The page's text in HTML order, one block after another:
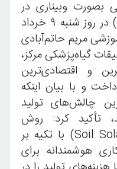
وبیناری در
شبکه آموزش کشاورزی (شاک) در روز شنبه ۹ خرداد
آموزشی مریم حاتم‌آبادی
گیاه‌پزشکی مرکز،
و اقتصادی‌ترین
و با بیان اینکه
چالش‌های تولید
تأکید کرد: روش
آفتاب‌دهی خاک (Soil Solarization) با تکیه بر
هوشمندانه برای